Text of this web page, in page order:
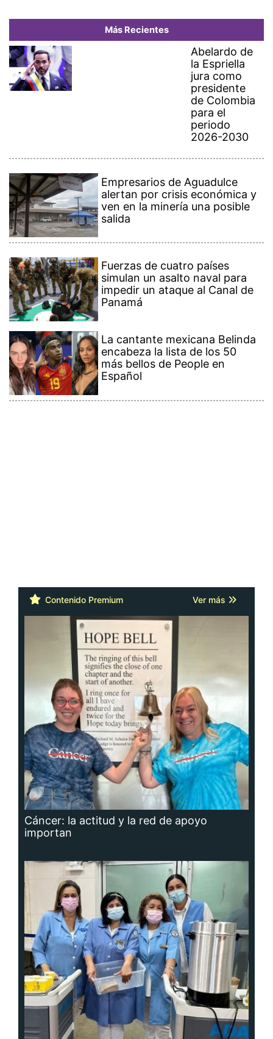
Más Recientes
Abelardo de
la Espriella
jura como
presidente
de Colombia
para el
periodo
2026-2030
Empresarios de Aguadulce
alertan por crisis económica y
ven en la minería una posible
salida
Fuerzas de cuatro países
simulan un asalto naval para
impedir un ataque al Canal de
Panamá
La cantante mexicana Belinda
encabeza la lista de los 50
más bellos de People en
Español
Contenido Premium Ver más
Cáncer: la actitud y la red de apoyo
importan